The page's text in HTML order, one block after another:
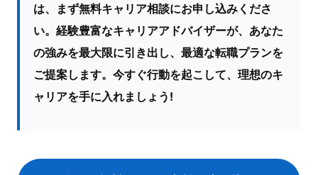
は、まず無料キャリア相談にお申し込みくださ
い。経験豊富なキャリアアドバイザーが、あなた
の強みを最大限に引き出し、最適な転職プランを
ご提案します。今すぐ行動を起こして、理想のキ
ャリアを手に入れましょう!